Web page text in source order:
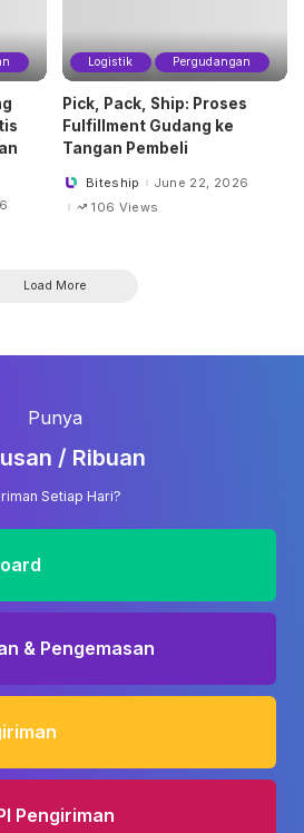
Logistik Pergudangan
Pick, Pack, Ship: Proses
Fulfillment Gudang ke
Tangan Pembeli
PostedBiteship
June 22, 2026
106 Views
Load More
Punya
/ Ribuan
Setiap Hari?
& Pengemasan
Pengiriman